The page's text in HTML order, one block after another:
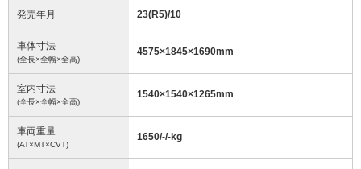
発売年月 23(R5)/10
車体寸法
(全長×全幅×全高)
4575×1845×1690mm
室内寸法
(全長×全幅×全高)
1540×1540×1265mm
車両重量
(AT×MT×CVT)
1650/-/-kg